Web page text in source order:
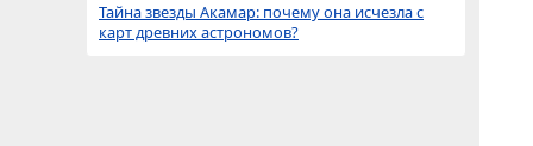
Тайна звезды Акамар: почему она исчезла с
карт древних астрономов?